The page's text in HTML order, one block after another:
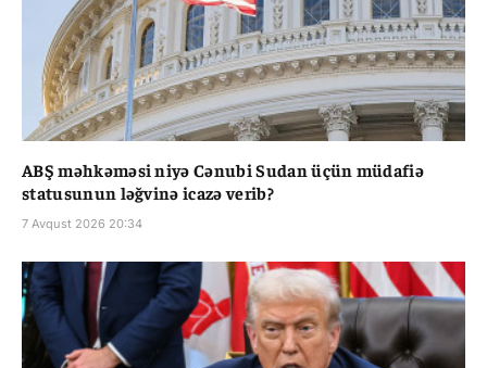
ABŞ məhkəməsi niyə Cənubi Sudan üçün müdafiə
statusunun ləğvinə icazə verib?
7 Avqust 2026 20:34